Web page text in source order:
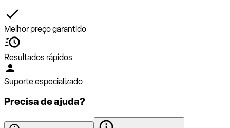
Melhor preço garantido
Resultados rápidos
Suporte especializado
Precisa de ajuda?